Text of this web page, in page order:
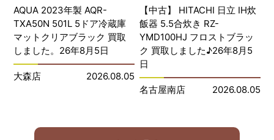
AQUA 2023年製 AQR-
TXA50N 501L 5ドア冷蔵庫
マットクリアブラック 買取
しました。26年8月5日
大森店 2026.08.05
【中古】 HITACHI 日立 IH炊
飯器 5.5合炊き RZ-
YMD100HJ フロストブラッ
ク 買取しました♪26年8月5
日
名古屋南店 2026.08.05